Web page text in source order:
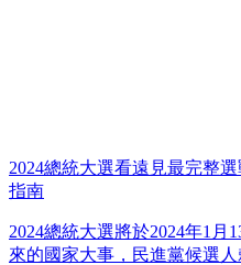
2024總統大選看遠見最完整
指南
2024總統大選將於2024年1月
來的國家大事，民進黨候選